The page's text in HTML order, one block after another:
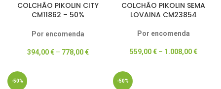
COLCHÃO PIKOLIN CITY
CM11862 – 50%
Por encomenda
394,00€– 778,00€
COLCHÃO PIKOLIN SEMA
LOVAINA CM23854
Por encomenda
559,00€– 1.008,00€
-50% -50%